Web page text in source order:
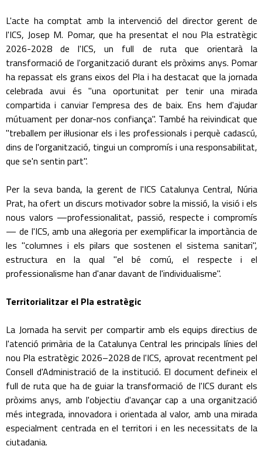
L'acte ha comptat amb la intervenció del director gerent de
l'ICS, Josep M. Pomar, que ha presentat el nou Pla estratègic
2026-2028 de l'ICS, un full de ruta que orientarà la
transformació de l'organització durant els pròxims anys. Pomar
ha repassat els grans eixos del Pla i ha destacat que la jornada
celebrada avui és "una oportunitat per tenir una mirada
compartida i canviar l'empresa des de baix. Ens hem d'ajudar
mútuament per donar-nos confiança". També ha reivindicat que
"treballem per il·lusionar els i les professionals i perquè cadascú,
dins de l'organització, tingui un compromís i una responsabilitat,
que se'n sentin part".
Per la seva banda, la gerent de l'ICS Catalunya Central, Núria
Prat, ha ofert un discurs motivador sobre la missió, la visió i els
nous valors —professionalitat, passió, respecte i compromís
— de l'ICS, amb una al·legoria per exemplificar la importància de
les "columnes i els pilars que sostenen el sistema sanitari",
estructura en la qual "el bé comú, el respecte i el
professionalisme han d'anar davant de l'individualisme".
Territorialitzar el Pla estratègic
La Jornada ha servit per compartir amb els equips directius de
l'atenció primària de la Catalunya Central les principals línies del
nou Pla estratègic 2026–2028 de l'ICS, aprovat recentment pel
Consell d'Administració de la institució. El document defineix el
full de ruta que ha de guiar la transformació de l'ICS durant els
pròxims anys, amb l'objectiu d'avançar cap a una organització
més integrada, innovadora i orientada al valor, amb una mirada
especialment centrada en el territori i en les necessitats de la
ciutadania.